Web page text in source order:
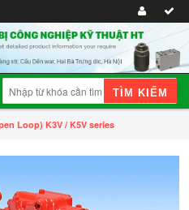
TÌM KIẾM
Loop) K3V / K5V series